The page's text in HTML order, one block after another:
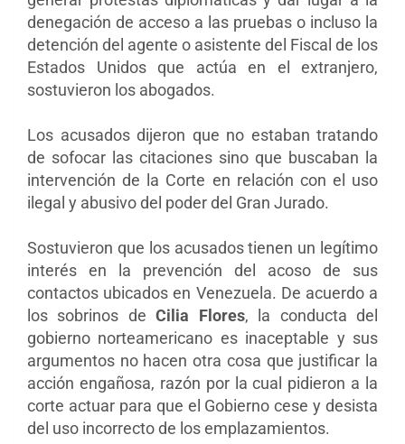
denegación de acceso a las pruebas o incluso la
detención del agente o asistente del Fiscal de los
Estados Unidos que actúa en el extranjero,
sostuvieron los abogados.
Los acusados dijeron que no estaban tratando
de sofocar las citaciones sino que buscaban la
intervención de la Corte en relación con el uso
ilegal y abusivo del poder del Gran Jurado.
Sostuvieron que losacusados ​tienen un legítimo
interés en la prevención del acoso de sus
contactos ubicados en Venezuela. De acuerdo a
los sobrinos deCilia Flores, la conducta del
gobierno norteamericano es inaceptable y sus
argumentos no hacen otra cosa que justificar la
acción engañosa, razón por la cual pidieron a la
corte actuar para que el Gobierno cese y desista
del uso incorrecto de los emplazamientos.